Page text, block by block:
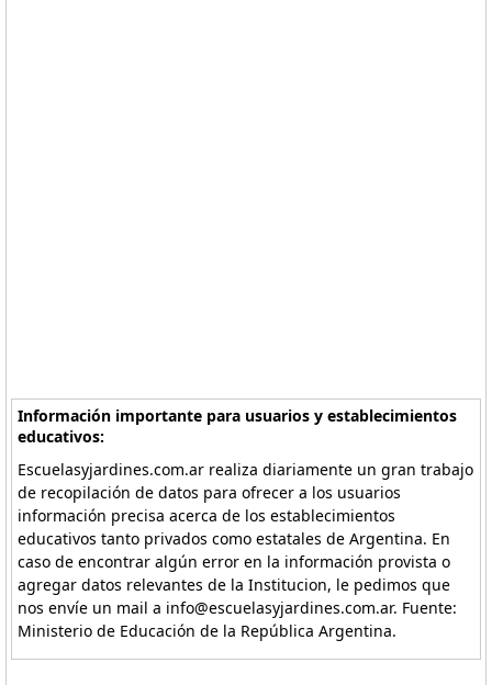
Información importante para usuarios y establecimientos
educativos:
Escuelasyjardines.com.ar realiza diariamente un gran trabajo
de recopilación de datos para ofrecer a los usuarios
información precisa acerca de los establecimientos
educativos tanto privados como estatales de Argentina. En
caso de encontrar algún error en la información provista o
agregar datos relevantes de la Institucion, le pedimos que
nos envíe un mail a info@escuelasyjardines.com.ar. Fuente:
Ministerio de Educación de la República Argentina.